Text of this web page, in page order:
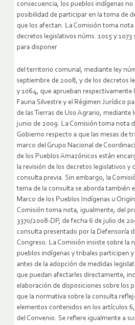
consecuencia, los pueblos indígenas
posibilidad de participar en la toma de
que los afectan. La Comisión toma
decretos legislativos núms. 1015 y 1073
para disponer
del territorio comunal, mediante ley
septiembre de 2008, y de los decretos
y 1064, que aprueban respectivamente
Fauna Silvestre y el Régimen Jurídico
de las Tierras de Uso Agrario, mediante
junio de 2009. La Comisión toma nota
Gobierno respecto a que las mesas de
marco del Grupo Nacional de
de los Pueblos Amazónicos están
la revisión de los decretos legislativos y
consulta previa. Sin embargo, la
tema de la consulta se aborda también
Marco de los Pueblos Indígenas u
Comisión toma nota, igualmente, del
3370/2008-DP, de fecha 6 de julio de
consulta presentado por la Defensoría
Congreso. La Comisión insiste sobre la
pueblos indígenas y tribales participen
antes de la adopción de medidas
que puedan afectarles directamente,
elaboración de disposiciones sobre los
que la normativa sobre la consulta
elementos contenidos en los artículos
del Convenio. Se refiere igualmente a